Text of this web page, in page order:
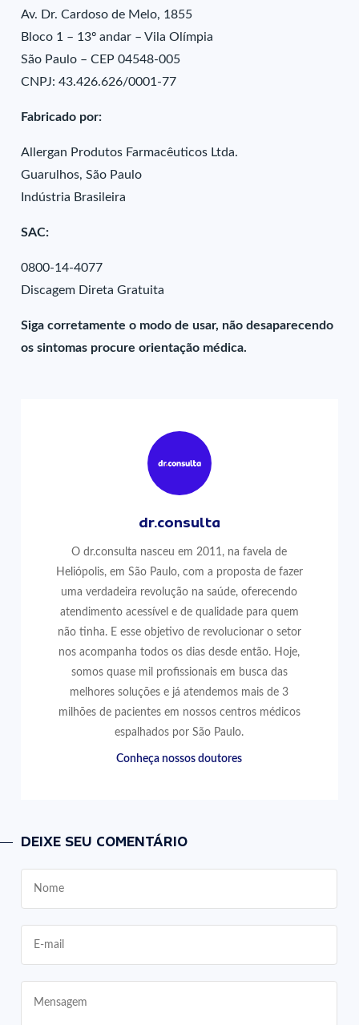
Av. Dr. Cardoso de Melo, 1855
Bloco 1 – 13º andar – Vila Olímpia
São Paulo – CEP 04548-005
CNPJ: 43.426.626/0001-77
Fabricado por:
Allergan Produtos Farmacêuticos Ltda.
Guarulhos, São Paulo
Indústria Brasileira
SAC:
0800-14-4077
Discagem Direta Gratuita
Siga corretamente o modo de usar, não desaparecendo
os sintomas procure orientação médica.
dr.consulta
O dr.consulta nasceu em 2011, na favela de
Heliópolis, em São Paulo, com a proposta de fazer
uma verdadeira revolução na saúde, oferecendo
atendimento acessível e de qualidade para quem
não tinha. E esse objetivo de revolucionar o setor
nos acompanha todos os dias desde então. Hoje,
somos quase mil profissionais em busca das
melhores soluções e já atendemos mais de 3
milhões de pacientes em nossos centros médicos
espalhados por São Paulo.
Conheça nossos doutores
DEIXE SEU COMENTÁRIO